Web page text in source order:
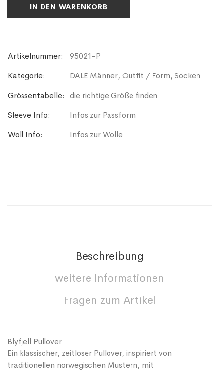
IN DEN WARENKORB
Artikelnummer:
95021-P
Kategorie:
DALE Männer, Outfit / Form, Socken
Grössentabelle:
die richtige Größe finden
Sleeve Info:
Infos zur Passform
Woll Info:
Infos zur Wolle
Beschreibung
weitere Informationen
Fragen zum Artikel
Blyfjell Pullover
Ein klassischer, zeitloser Pullover, inspiriert von
traditionellen norwegischen Mustern, mit